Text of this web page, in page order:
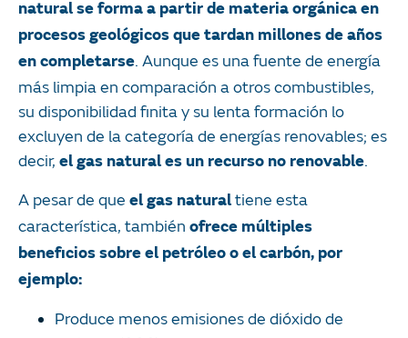
natural se forma a partir de materia orgánica en
procesos geológicos que tardan millones de años
en completarse. Aunque es una fuente de energía
más limpia en comparación a otros combustibles,
su disponibilidad finita y su lenta formación lo
excluyen de la categoría de energías renovables; es
decir, el gas natural es un recurso no renovable.
A pesar de que el gas natural tiene esta
característica, también ofrece múltiples
beneficios sobre el petróleo o el carbón, por
ejemplo:
Produce menos emisiones de dióxido de